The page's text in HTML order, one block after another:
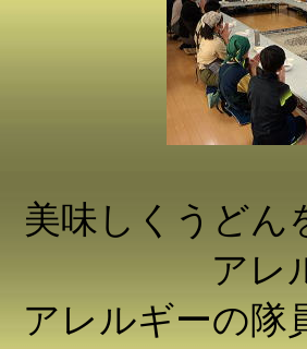
美味しくうどん
アレ
アレルギーの隊